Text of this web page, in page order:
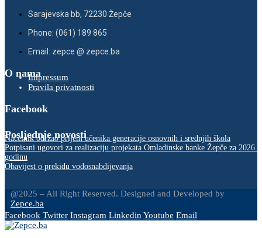
Sarajevska bb, 72230 Žepče
Phone: (061) 189 865
Email: zepce @ zepce.ba
O namaImpressum
Pravila privatnosti
Facebook
Posljednje novosti
Načelnik održao prijem učenika generacije osnovnih i srednjih škola
Potpisani ugovori za realizaciju projekata Omladinske banke Žepče za 2026.
godinu
Obavijest o prekidu vodosnabdijevanja
@2025 – All Right Reserved. Designed and Developed by
Zepce.ba
Facebook Twitter Instagram LinkedinYoutube Email